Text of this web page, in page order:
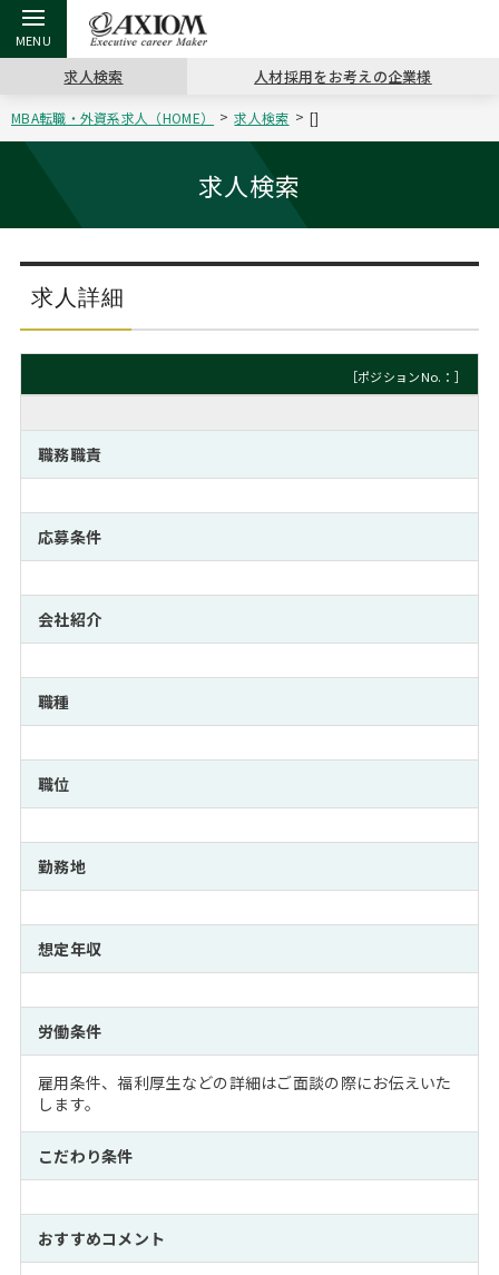
戻る
アクシアムの特長
コンサ
サービス案内 キャリ
コンサルタントの紹介
戻る
キャリア支援 TOP
キャリアデザイン講座
（最新求人市場動向）
MBAの
おわり
ステージ別アドバイス
MBA留学生数の推移
日本か
インターン受入企業一覧
MBAを生かす求人特集
年齢と年収の相関図
戻る
転職ツール TOP
英文レジュメの書き方 パワー
職務経歴書の書き方
よくある面接Q&A集
外資系／面接攻略のコツ
戻る
転職コラム TOP
“展”職相談室
転職市場の明日をよめ
転職成功への4つの鍵
キャリアに効く一冊
注目企業インタビュー
戻る
イベント・セミナー TOP
ジョブフェア
キャリアデザインセミナー
キャリアフォーラム
プロ経営者の特別セミナー
Career Talk Live
MBA NETWORKING
戻る
会社概要 TOP
沿革
主なクライアント
採用情報
パブリシティ
ニュースリリース
求人検索 人材採用をお考えの企業様
MBA転職・外資系求人（HOME） 求人検索 []
求人検索
求人詳細
［ポジションNo.：］
職務職責
応募条件
会社紹介
職種
職位
勤務地
想定年収
労働条件
雇用条件、福利厚生などの詳細はご面談の際にお伝えいた
します。
こだわり条件
おすすめコメント